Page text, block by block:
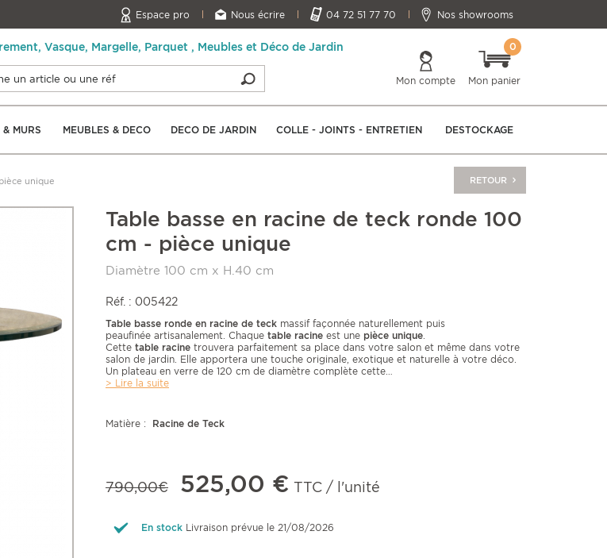
Espace pro Nous écrire 04 72 51 77 70 Nos showrooms
Vasque, Margelle, Parquet , Meubles et Déco de Jardin
Mon compte Mon panier
0
MURS MEUBLES & DECO DECO DE JARDIN COLLE - JOINTS - ENTRETIEN DESTOCKAGE
unique RETOUR
Table basse en racine de teck ronde 100
cm - pièce unique
Diamètre 100 cm x H.40 cm
Réf. : 005422
Table basse ronde en racine de teck massif façonnée naturellement puis
peaufinée artisanalement. Chaque table racine est une pièce unique.
Cette table racine trouvera parfaitement sa place dans votre salon et même dans votre
salon de jardin. Elle apportera une touche originale, exotique et naturelle à votre déco.
Un plateau en verre de 120 cm de diamètre complète cette…
> Lire la suite
Matière : Racine de Teck
790,00€ 525,00 € TTC / l'unité
En stock Livraison prévue le 21/08/2026